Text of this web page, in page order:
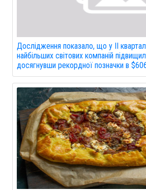
Дослідження показало, що у II
найбільших світових компаній
досягнувши рекордної позначки в